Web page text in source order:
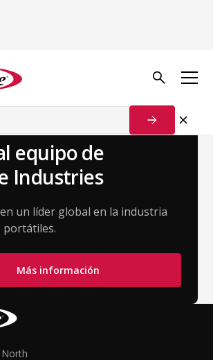
- Cuentas Estratégicas
equipo de
Industries
un líder global en la industria
portátiles.
Más información